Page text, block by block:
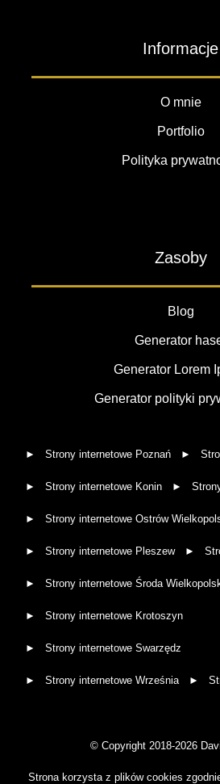
Informacje
O mnie
Portfolio
Polityka
Zasoby
Blog
Generator
Generator Lorem
Generator polityki
Strony internetowe Poznań
Strony internetowe Konin
Strony internetowe Ostrów
Strony internetowe Pleszew
Strony internetowe Środa
Strony internetowe Krotoszyn
Strony internetowe Swarzędz
Strony internetowe Września
© Copyright 2018-2026
Strona korzysta z plików cookies